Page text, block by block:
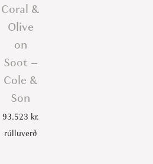
Coral &
Olive
on
Soot –
Cole &
Son
93.523 kr.
rúlluverð